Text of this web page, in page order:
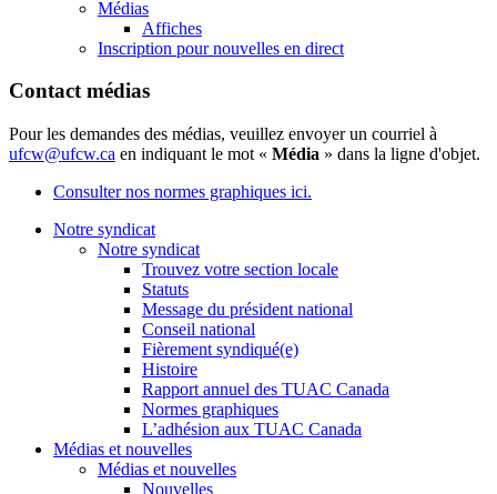
Médias
Affiches
Inscription pour nouvelles en direct
Contact médias
Pour les demandes des médias, veuillez envoyer un courriel à
ufcw@ufcw.ca en indiquant le mot « Média » dans la ligne d'objet.
Consulter nos normes graphiques ici.
Notre syndicat
Notre syndicat
Trouvez votre section locale
Statuts
Message du président national
Conseil national
Fièrement syndiqué(e)
Histoire
Rapport annuel des TUAC Canada
Normes graphiques
L’adhésion aux TUAC Canada
Médias et nouvelles
Médias et nouvelles
Nouvelles